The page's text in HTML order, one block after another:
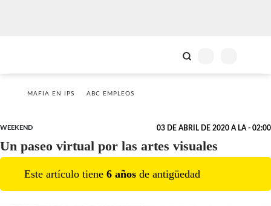
MAFIA EN IPS ABC EMPLEOS
WEEKEND 03 DE ABRIL DE 2020 A LA - 02:00
Un paseo virtual por las artes visuales
Este artículo tiene 6 años de antigüedad